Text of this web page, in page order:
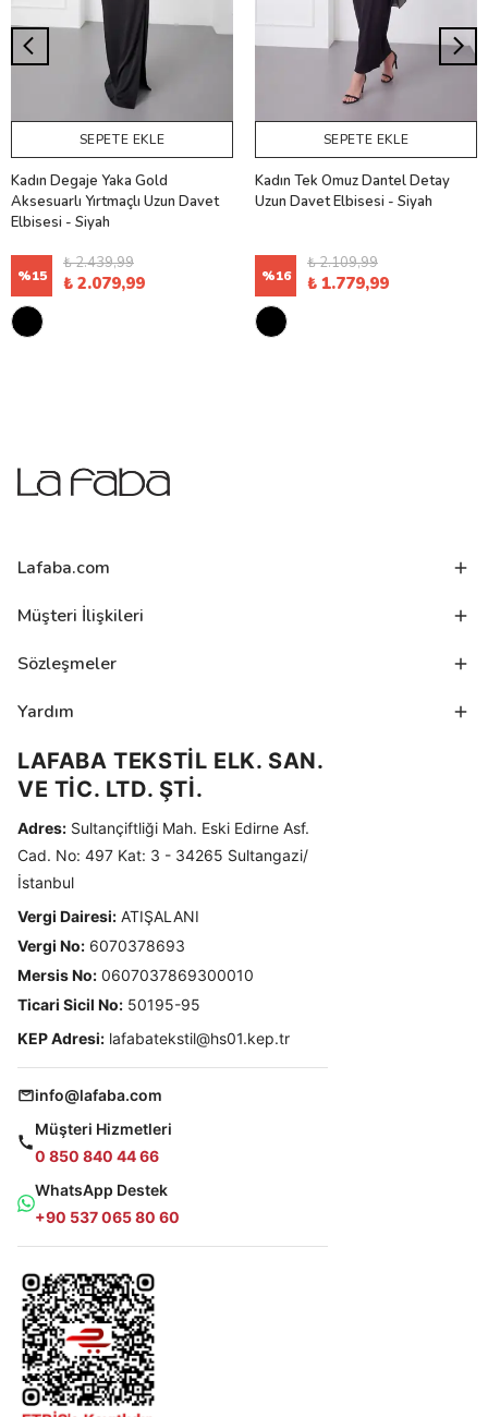
SEPETE EKLE
Kadın Degaje Yaka Gold
Aksesuarlı Yırtmaçlı Uzun Davet
Elbisesi - Siyah
%15
₺ 2.439,99
₺ 2.079,99
SEPETE EKLE
Kadın Tek Omuz Dantel Detay
Uzun Davet Elbisesi - Siyah
%16
₺ 2.109,99
₺ 1.779,99
Lafaba.com
Müşteri İlişkileri
Sözleşmeler
Yardım
LAFABA TEKSTİL ELK. SAN.
VE TİC. LTD. ŞTİ.
Adres: Sultançiftliği Mah. Eski Edirne Asf.
Cad. No: 497 Kat: 3 - 34265 Sultangazi/
İstanbul
Vergi Dairesi: ATIŞALANI
Vergi No: 6070378693
Mersis No: 0607037869300010
Ticari Sicil No: 50195-95
KEP Adresi: lafabatekstil@hs01.kep.tr
info@lafaba.com
Müşteri Hizmetleri
0 850 840 44 66
WhatsApp Destek
+90 537 065 80 60